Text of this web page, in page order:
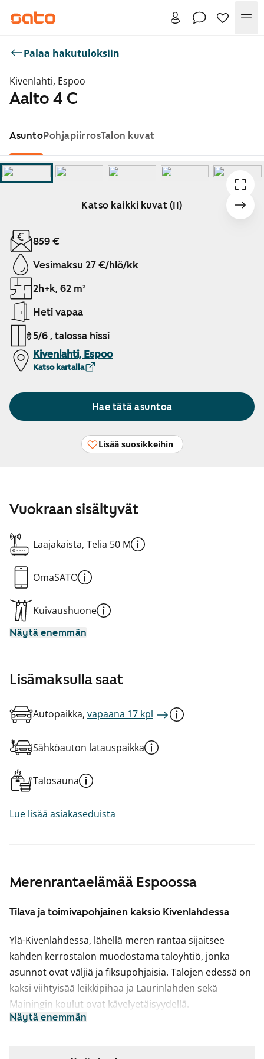
Palaa hakutuloksiin
Kivenlahti, Espoo
Aalto 4 C
AsuntoPohjapiirrosTalon kuvat
Katso kaikki kuvat (11)
Näytetään dia 1 / 11
859 €
Vesimaksu 27 €/hlö/kk
2h+k, 62 m²
Heti vapaa
5/6 , talossa hissi
Kivenlahti, Espoo
Katso kartalla
Hae tätä asuntoa
Lisää suosikkeihin
Merenrantaelämää Espoossa
Tilava ja toimivapohjainen kaksio Kivenlahdessa
Ylä-Kivenlahdessa, lähellä meren rantaa sijaitsee
kahden kerrostalon muodostama taloyhtiö, jonka
asunnot ovat väljiä ja fiksupohjaisia. Talojen edessä on
kaksi viihtyisää leikkipihaa ja Laurinlahden sekä
Mainingin koulut ovat kävelyetäisyydellä.
Kauppakeskus Lippulaivaan on matkaa noin kilometrin
Näytä enemmän
Vuokraan sisältyvät
Laajakaista, Telia 50 M
OmaSATO
Kuivaushuone
Näytä enemmän
Lisämaksulla saat
Autopaikka, vapaana 17 kpl
Sähköauton latauspaikka
Talosauna
Lue lisää asiakaseduista